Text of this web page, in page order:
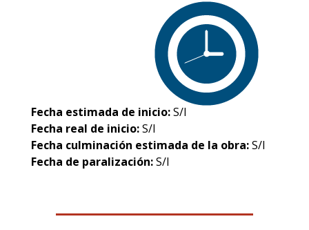
Fecha estimada de inicio:S/I
Fecha real de inicio:S/I
Fecha culminación estimada de la obra:S/I
Fecha de paralización:S/I